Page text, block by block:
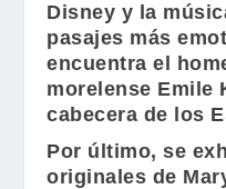
Disney y la
pasajes más
encuentra el
morelense Emile
cabecera de los
Por último, se
originales de